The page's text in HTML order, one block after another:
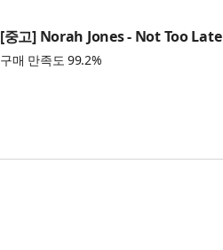
[중고] Norah Jones - Not Too Late
구매 만족도 99.2%